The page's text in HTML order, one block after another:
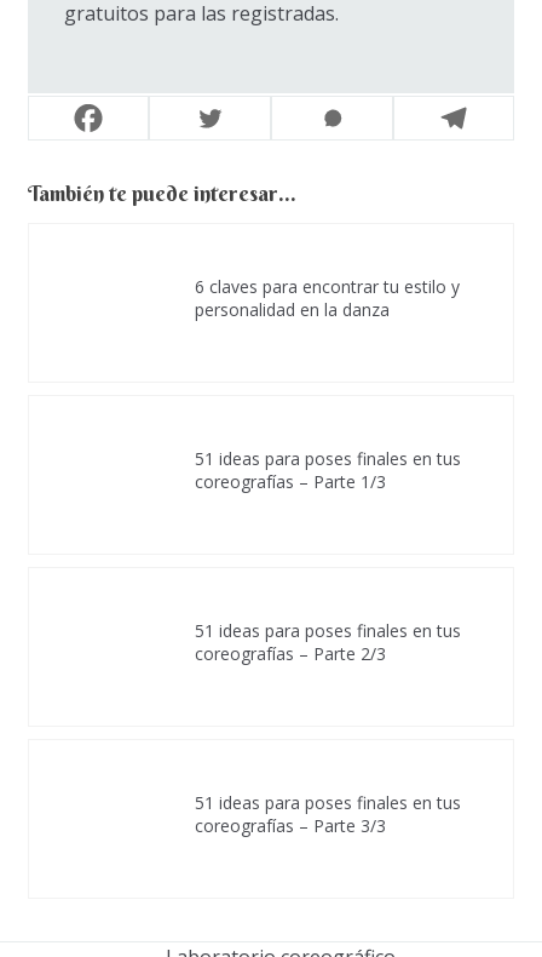
gratuitos para las registradas.
También te puede interesar...
6 claves para encontrar tu estilo y
personalidad en la danza
51 ideas para poses finales en tus
coreografías – Parte 1/3
51 ideas para poses finales en tus
coreografías – Parte 2/3
51 ideas para poses finales en tus
coreografías – Parte 3/3